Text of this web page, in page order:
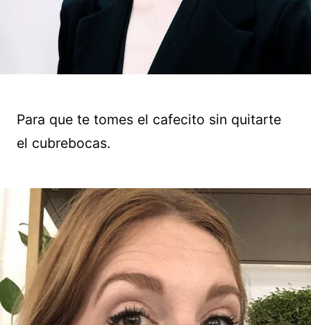
Para que te tomes el cafecito sin quitarte
el cubrebocas.